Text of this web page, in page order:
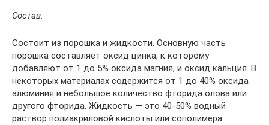
Состав.
Состоит из порошка и жидкости. Основную часть
порошка составляет оксид цинка, к которому
добавляют от 1 до 5% оксида магния, и оксид кальция. В
некоторых материалах содержится от 1 до 40% оксида
алюминия и небольшое количество фторида олова или
другого фторида. Жидкость — это 40-50% водный
раствор полиакриловой кислоты или сополимера